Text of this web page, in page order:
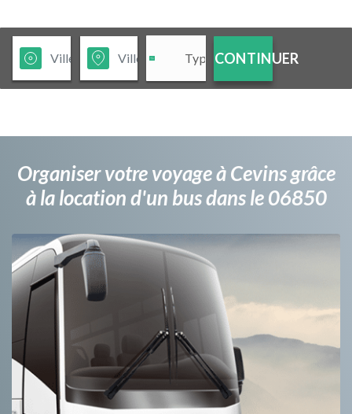
CONTINUER
Organiser votre voyage à Cevins grâce
à la location d'un bus dans le 06850